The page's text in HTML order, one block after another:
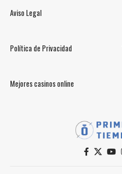
Aviso Legal
Política de Privacidad
Mejores casinos online